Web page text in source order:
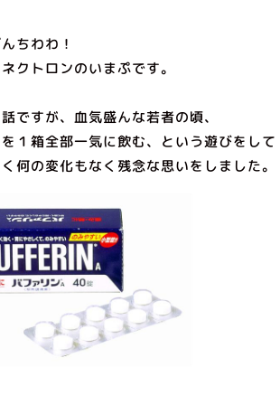
ちわわ！
クトロンのいまぷです。
ですが、血気盛んな若者の頃、
１箱全部一気に飲む、という遊びをして
何の変化もなく残念な思いをしました。